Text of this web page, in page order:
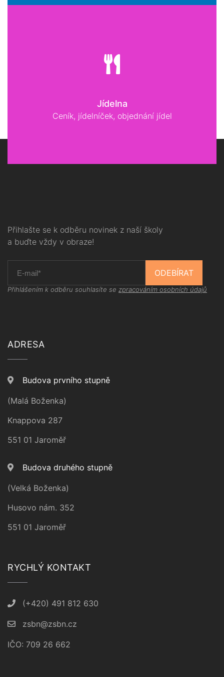
Jídelna
Ceník, jídelníček, objednání jídel
Přihlašte se k odběru novinek z naší školy
a buďte vždy v obraze!
ODEBÍRAT
Přihlášením k odběru souhlasíte se zpracováním osobních údajů
ADRESA
Budova prvního stupně
(Malá Boženka)
Knappova 287
551 01 Jaroměř
Budova druhého stupně
(Velká Boženka)
Husovo nám. 352
551 01 Jaroměř
RYCHLÝ KONTAKT
(+420) 491 812 630
zsbn@zsbn.cz
IČO: 709 26 662